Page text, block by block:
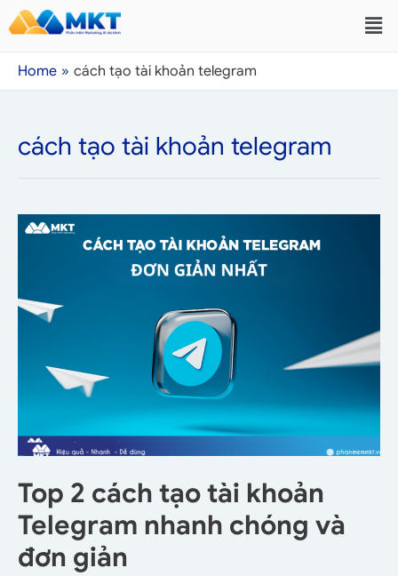
Home cách tạo tài khoản telegram
cách tạo tài khoản telegram
Top 2 cách tạo tài khoản
Telegram nhanh chóng và
đơn giản